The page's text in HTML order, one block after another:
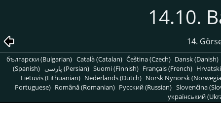
14.10.
14.
български (Bulgarian) Català (Catalan) Čeština (Czech) Dansk (Danish)
(Spanish)
پارسی (Persian) Suomi (Finnish) Français (French)
Lietuvis (Lithuanian) Nederlands (Dutch) Norsk Nynorsk
Portuguese) Română (Romanian) Pусский (Russian) Slovenčina
український